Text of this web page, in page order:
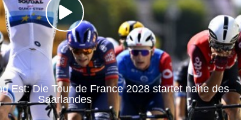
Est: Die Tour de France 2028 startet nahe des
Saarlandes